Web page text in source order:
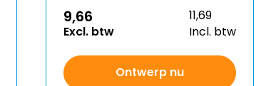
9,66
Excl. btw
11,69
Incl. btw
Ontwerp nu